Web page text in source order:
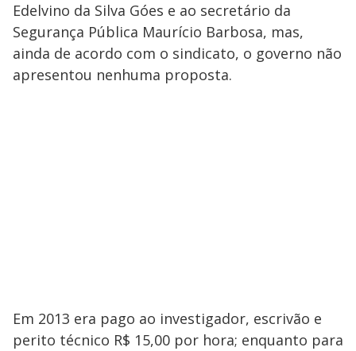
Edelvino da Silva Góes e ao secretário da
Segurança Pública Maurício Barbosa, mas,
ainda de acordo com o sindicato, o governo não
apresentou nenhuma proposta.
Em 2013 era pago ao investigador, escrivão e
perito técnico R$ 15,00 por hora; enquanto para